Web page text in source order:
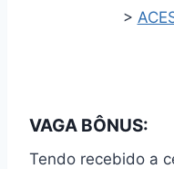
>
VAGA BÔNUS:
Tendo recebido a